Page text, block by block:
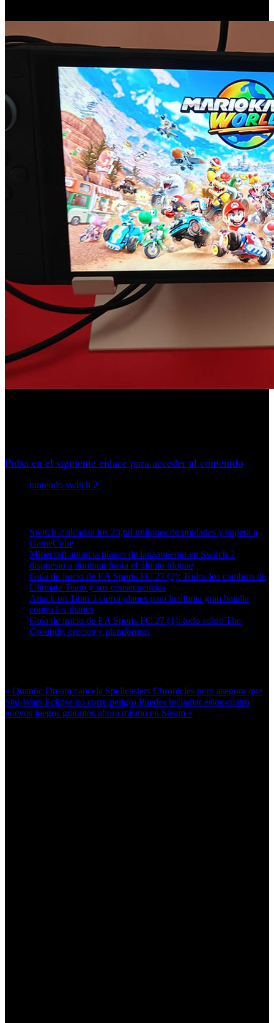
Pulsa en el siguiente enlace para acceder al contenido
nintendo switch 2
Switch 2 alcanza los 23,68 millones de unidades y supera a
GameCube
Minecraft anuncia planes de lanzamiento en Switch 2
dispuesto a iluminar hasta el último bloque
Guía de inicio de EA Sports FC 27 (2): Todos los cambios de
Ultimate Team y sus consecuencias
Attack on Titan 3 cierra planes para la última gran batalla
contra los titanes
Guía de inicio de EA Sports FC 27 (1): todo sobre The
Grounds, precios y plataformas
« Quantic Dream cancela Spellcasters Chronicles pero asegura que
Star Wars Eclipse no corre peligro Puedes reclamar estos cuatro
nuevos juegos gratuitos ahora mismo en Steam »